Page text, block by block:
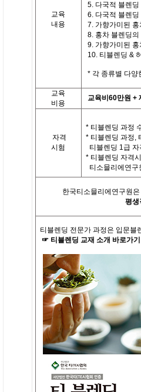
교육
내용
5. 다국적 블렌
6. 다국적 블렌
7. 가향가미된
8. 홍차 블렌딩의
9. 가향가미된
10.티 블렌딩 &
* 각 종류별 다양
교육
비용
교육비 60만원 +
자격
시험
* 티블렌딩 과정
* 티블렌딩 과정,
티블렌딩 1급
* 티블렌딩 자격
티소믈리에연
한국티소믈리에연구원
평생
티블렌딩 전문가 과정은 입문블
☞ 티블렌딩 교재 소개 바로가기